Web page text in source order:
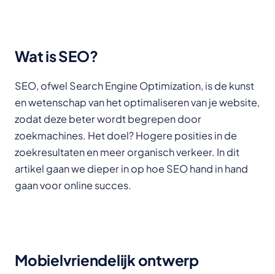
Wat is SEO?
SEO, ofwel Search Engine Optimization, is de kunst
en wetenschap van het optimaliseren van je website,
zodat deze beter wordt begrepen door
zoekmachines. Het doel? Hogere posities in de
zoekresultaten en meer organisch verkeer. In dit
artikel gaan we dieper in op hoe SEO hand in hand
gaan voor online succes.
Mobielvriendelijk ontwerp